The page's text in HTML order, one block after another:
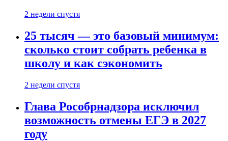
2 недели спустя
25 тысяч — это базовый минимум:
сколько стоит собрать ребенка в
школу и как сэкономить
2 недели спустя
Глава Рособрнадзора исключил
возможность отмены ЕГЭ в 2027
году